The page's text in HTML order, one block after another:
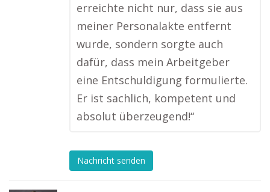
erreichte nicht nur, dass sie aus
meiner Personalakte entfernt
wurde, sondern sorgte auch
dafür, dass mein Arbeitgeber
eine Entschuldigung formulierte.
Er ist sachlich, kompetent und
absolut überzeugend!“
Nachricht senden